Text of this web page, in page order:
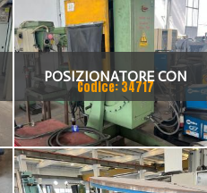
POSIZIONATORE CON
SALDATRICE BASCULANTE
Codice: 34717